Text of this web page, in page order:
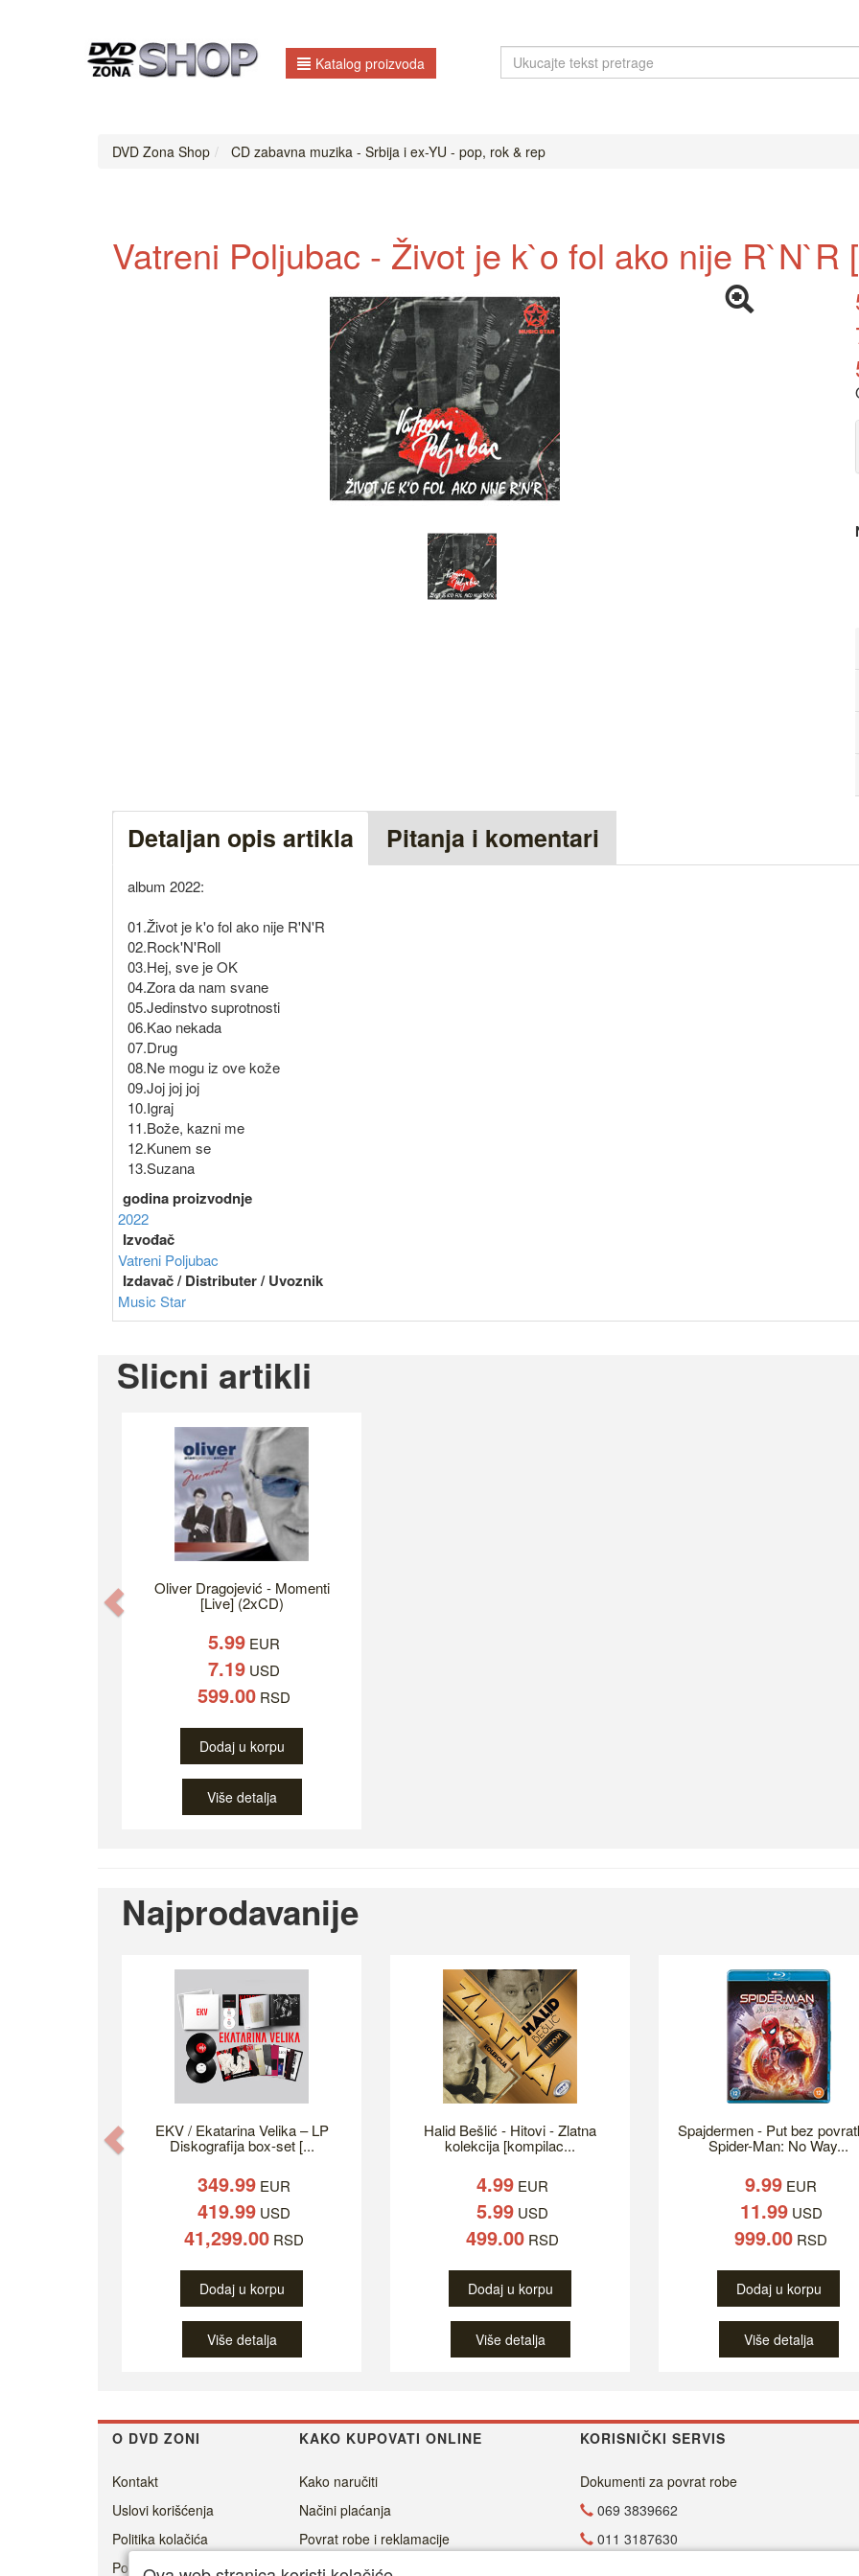
Katalog proizvoda
DVD Zona Shop CD zabavna muzika - Srbija i ex-YU - pop, rok & rep
Vatreni Poljubac - Život je k`o fol ako nije R`N`R
Detaljan opis artikla Pitanja i komentari
album 2022:
01.Život je k'o fol ako nije R'N'R
02.Rock'N'Roll
03.Hej, sve je OK
04.Zora da nam svane
05.Jedinstvo suprotnosti
06.Kao nekada
07.Drug
08.Ne mogu iz ove kože
09.Joj joj joj
10.Igraj
11.Bože, kazni me
12.Kunem se
13.Suzana
godina proizvodnje
2022
Izvođač
Vatreni Poljubac
Izdavač / Distributer / Uvoznik
Music Star
Slicni artikli
Oliver Dragojević - Momenti
[Live] (2xCD)
5.99 EUR
7.19 USD
599.00 RSD
Dodaj u korpu
Više detalja
Previous
Najprodavanije
EKV / Ekatarina Velika – LP
Diskografija box-set [...
349.99 EUR
419.99 USD
41,299.00 RSD
Dodaj u korpu
Više detalja
Halid Bešlić - Hitovi - Zlatna
kolekcija [kompilac...
4.99 EUR
5.99 USD
499.00 RSD
Dodaj u korpu
Više detalja
Spajdermen - Put bez
Spider-Man: No Way...
9.99 EUR
11.99USD
999.00 RSD
Dodaj u korpu
Više detalja
Previous
O DVD ZONI KAKO KUPOVATI ONLINE KORISNIČKI SERVIS
Kontakt
Uslovi korišćenja
Politika kolačića
Politika privatnosti
Kako naručiti
Načini plaćanja
Povrat robe i reklamacije
Cenovnik dostave
Dokumenti za povrat robe
069 3839662
011 3187630